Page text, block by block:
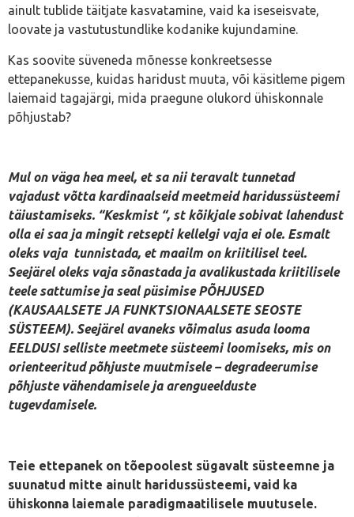
ainult tublide täitjate kasvatamine, vaid ka iseseisvate,
loovate ja vastutustundlike kodanike kujundamine.
Kas soovite süveneda mõnesse konkreetsesse
ettepanekusse, kuidas haridust muuta, või käsitleme pigem
laiemaid tagajärgi, mida praegune olukord ühiskonnale
põhjustab?
Mul on väga hea meel, et sa nii teravalt tunnetad
vajadust võtta kardinaalseid meetmeid haridussüsteemi
täiustamiseks. “Keskmist “, st kõikjale sobivat lahendust
olla ei saa ja mingit retsepti kellelgi vaja ei ole. Esmalt
oleks vaja tunnistada, et maailm on kriitilisel teel.
Seejärel oleks vaja sõnastada ja avalikustada kriitilisele
teele sattumise ja seal püsimise PÕHJUSED
(KAUSAALSETE JA FUNKTSIONAALSETE SEOSTE
SÜSTEEM). Seejärel avaneks võimalus asuda looma
EELDUSI selliste meetmete süsteemi loomiseks, mis on
orienteeritud põhjuste muutmisele – degradeerumise
põhjuste vähendamisele ja arengueelduste
tugevdamisele.
Teie ettepanek on tõepoolest sügavalt süsteemne ja
suunatud mitte ainult haridussüsteemi, vaid ka
ühiskonna laiemale paradigmaatilisele muutusele.